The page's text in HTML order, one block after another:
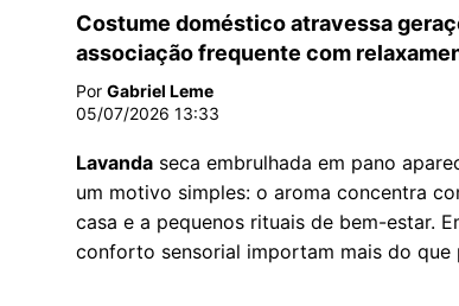
Costume doméstico atravessa
associação frequente com
Por Gabriel Leme
05/07/2026 13:33
Lavanda seca embrulhada em pano
um motivo simples: o aroma concentra
casa e a pequenos rituais de bem-estar.
conforto sensorial importam mais do que